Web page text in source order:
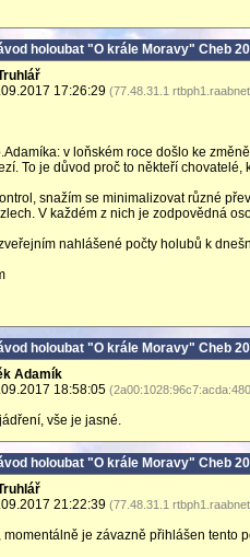
holoubat "O krále Moravy" Cheb
17:26:29 (77.48.31.1
v loňském roce došlo ke
To je důvod proč to někteří
snažím se minimalizovat různé
V každém z nich je zodpovědná
nahlášené počty holubů k
holoubat "O krále Moravy" Cheb
Adamík
18:58:05
vše je jasné.
holoubat "O krále Moravy" Cheb
21:22:39 (77.48.31.1
momentálně je závazně přihlášen tento